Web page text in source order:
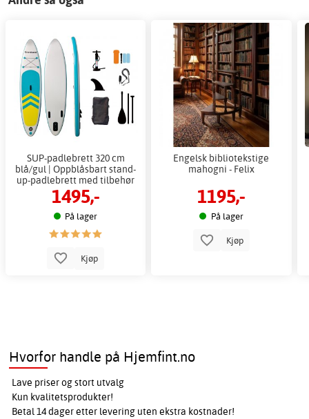
SUP-padlebrett 320 cm
blå/gul | Oppblåsbart stand-
up-padlebrett med tilbehør
1495,-
På lager
Kjøp
Engelsk bibliotekstige
mahogni - Felix
1195,-
På lager
Kjøp
Hvorfor handle på Hjemfint.no
Lave priser og stort utvalg
Kun kvalitetsprodukter!
Betal 14 dager etter levering uten ekstra kostnader!